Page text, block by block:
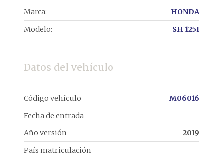
Marca:
HONDA
Modelo:
SH 125I
Datos del vehículo
Código vehículo
M06016
Fecha de entrada
Año versión
2019
País matriculación